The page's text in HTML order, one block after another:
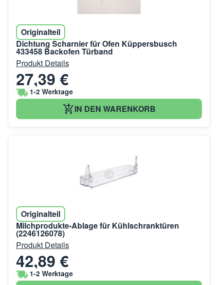
Originalteil
Dichtung Scharnier für Ofen Küppersbusch
433458 Backofen Türband
Produkt Details
27,39 €
1-2 Werktage
IN DEN WARENKORB
Originalteil
Milchprodukte-Ablage für Kühlschranktüren
(2246126078)
Produkt Details
42,89 €
1-2 Werktage